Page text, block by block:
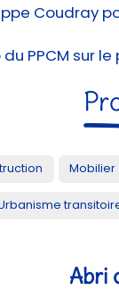
Coudray
PPCM sur
Mobilier
Abri